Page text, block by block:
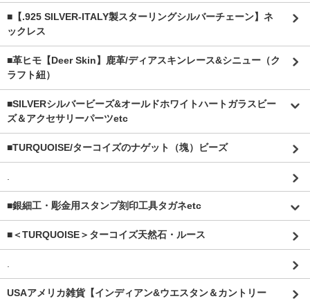
■【.925 SILVER-ITALY製スターリングシルバーチェーン】ネ
ックレス
■革ヒモ【Deer Skin】鹿革/ディアスキンレース&シニュー（ク
ラフト紐）
■SILVERシルバービーズ&オールドホワイトハートガラスビー
ズ＆アクセサリーパーツetc
■TURQUOISE/ターコイズのナゲット（塊）ビーズ
■銀細工・彫金用スタンプ刻印工具タガネetc
■＜TURQUOISE＞ターコイズ天然石・ルース
USAアメリカ雑貨【インディアン&ウエスタン＆カントリー